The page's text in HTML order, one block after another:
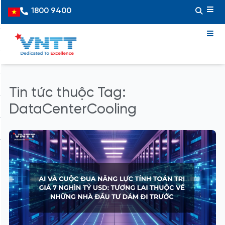
content
Vietnamese
1800 9400
Tin tức thuộc Tag:
DataCenterCooling